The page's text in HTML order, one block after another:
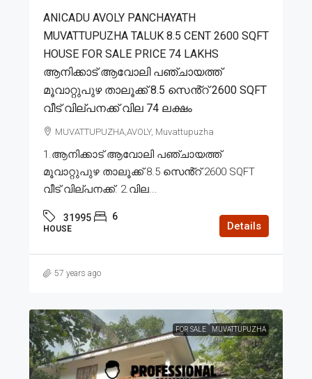
ANICADU AVOLY PANCHAYATH
MUVATTUPUZHA TALUK 8.5 CENT 2600 SQFT
HOUSE FOR SALE PRICE 74 LAKHS
ആനിക്കാട് ആവോലി പഞ്ചായത്ത്
മൂവാറ്റുപുഴ താലൂക്ക് 8.5 സെൻ്റ് 2600 SQFT
വീട് വില്പനക്ക് വില 74 ലക്ഷം
MUVATTUPUZHA,AVOLY, Muvattupuzha
1.ആനിക്കാട് ആവോലി പഞ്ചായത്ത്
മൂവാറ്റുപുഴ താലൂക്ക് 8.5 സെൻ്റ് 2600 SQFT
വീട് വില്പനക്ക്. 2.വില...
31995 6
HOUSE Details
57 years ago
FOR SALE MUVATTUPUZHA